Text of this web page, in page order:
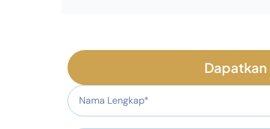
Dapatkan